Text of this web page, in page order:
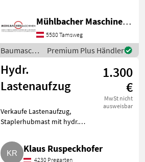
Neugarantie - exzellente
Ausgabeleistung bei
leichteren Betonarbeiten -
er
Mühlbacher Maschinen GmbH
5580 Tamsweg
Baumaschinen
/ Sonstige
Premium Plus Händler
Hydr.
Lastenaufzug
1.300
€
MwSt nicht
ausweisbar
Verkaufe Lastenaufzug,
Staplerhubmast mit hydr.
guter Zustand. Nicht für
Personenbeförderung geeignet.
Klaus Ruspeckhofer
4230 Pregarten